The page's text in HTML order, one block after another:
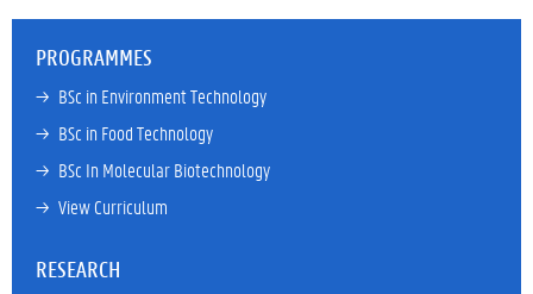
PROGRAMMES
→ BSc in Environment Technology
→ BSc in Food Technology
→ BSc In Molecular Biotechnology
→ View Curriculum
RESEARCH